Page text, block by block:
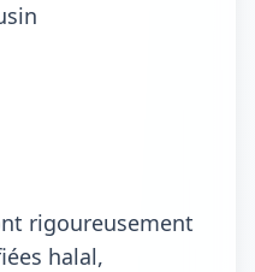
rigoureusement
halal,